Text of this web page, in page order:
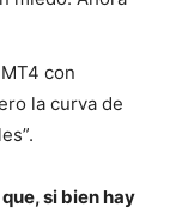
con
la curva de
si bien hay